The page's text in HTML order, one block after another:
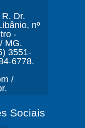
Dr.
nº
-
MG.
3551-
6778.
/
Sociais